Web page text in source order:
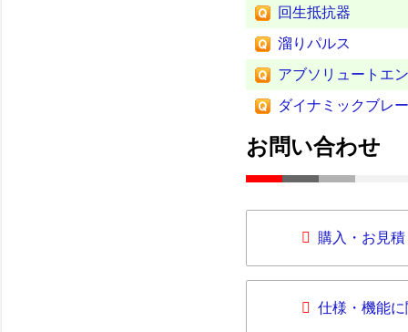
回生抵抗器
溜りパルス
アブソリュートエ
ダイナミックブレ
お問い合わせ
購入・お見
仕様・機能